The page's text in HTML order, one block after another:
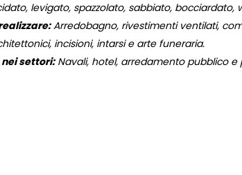
levigato, spazzolato, sabbiato, bocciardato,
Arredobagno, rivestimenti ventilati,
incisioni, intarsi e arte funeraria.
settori:Navali, hotel, arredamento pubblico e